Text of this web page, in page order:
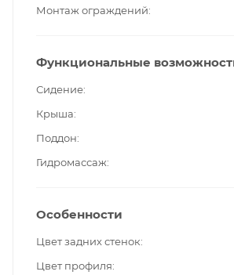
Монтаж ограждений
Функциональные
Сидение
Крыша
Поддон
Гидромассаж
Особенности
Цвет задних стенок
Цвет профиля